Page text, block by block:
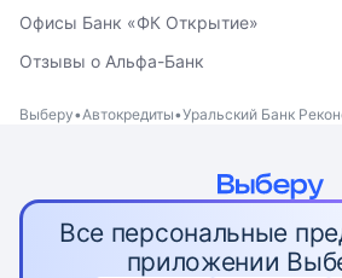
Офисы Банк «ФК Открытие»
Отзывы о Альфа-Банк
Выберу Автокредиты Уральский Банк
Все персональные
приложении